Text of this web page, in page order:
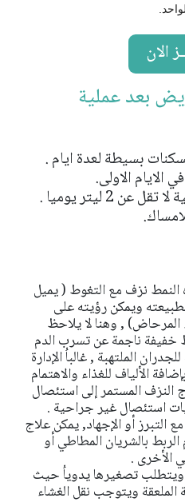
الان
بعد عملية
نزف مع التغوط ( يميل
ويمكن رؤيته على
, وهنا لا يلاحظ
ناجمة عن تسرب الدم
الملتهبة , غالباُ الإدارة
الألياف للغذاء والاهتمام
النزف المستمر إلى استئصال
استئصال غير جراحية .
التبرز أو الإجهاد, يمكن علاج
بالشريان المطاطي أو
الأخرى .
ويتطلب تصغيرها يدوياُ حيث
ويتوجب نقل الغشاء